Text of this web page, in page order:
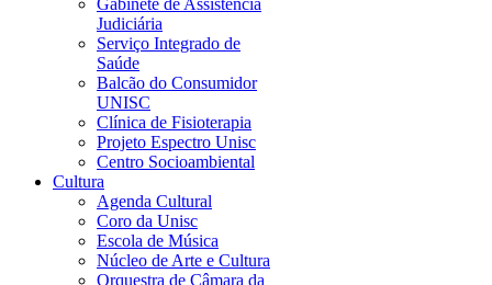
Gabinete de Assistência
Judiciária
Serviço Integrado de
Saúde
Balcão do Consumidor
UNISC
Clínica de Fisioterapia
Projeto Espectro Unisc
Centro Socioambiental
Cultura
Agenda Cultural
Coro da Unisc
Escola de Música
Núcleo de Arte e Cultura
Orquestra de Câmara da